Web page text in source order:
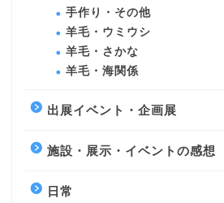
手作り・その他
羊毛・ウミウシ
羊毛・さかな
羊毛・海関係
出展イベント・企画展
施設・展示・イベントの感想
日常